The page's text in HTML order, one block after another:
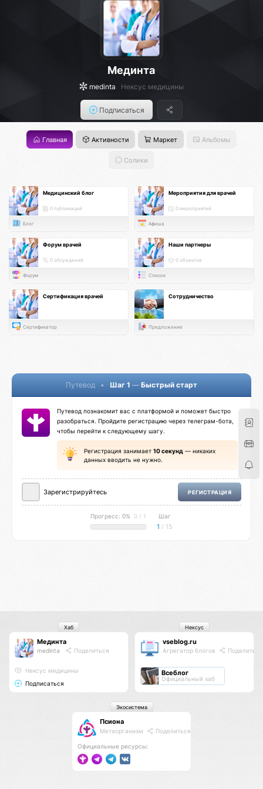
Мединта
medinta Нексус медицины
Подписаться
Главная Активности Маркет Альбомы
Солики
Медицинский блог
0 публикаций
Блог
Мероприятия для врачей
0 мероприятий
Афиша
Форум врачей
0 обсуждений
Форум
Наши партнеры
0 объектов
Список
Сертификация врачей
Сертификатор
Сотрудничество
Предложение
Путевод • Шаг 1 — Быстрый старт
Путевод познакомит вас с платформой и поможет быстро
разобраться. Пройдите регистрацию через телеграм-бота,
чтобы перейти к следующему шагу.
Регистрация занимает 10 секунд — никаких
данных вводить не нужно.
Зарегистрируйтесь РЕГИСТРАЦИЯ
Прогресс: 0% 0 / 1 Шаг
1 / 15
Мединта
medinta Поделиться
Нексус медицины
Подписаться
Хаб
vseblog.ru
Агрегатор блогов Поделиться
Всеблог
Официальный хаб
Нексус
Псиона
Метаорганизм Поделиться
Официальные ресурсы:
Экосистема